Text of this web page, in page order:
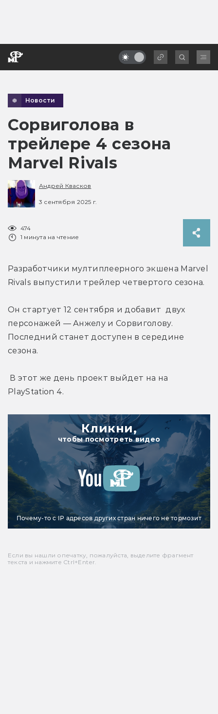
Новости
Сорвиголова в
трейлере 4 сезона
Marvel Rivals
Андрей Квасков
3 сентября 2025 г.
474
1 минута на чтение
Разработчики мултиплеерного экшена Marvel
Rivals выпустили трейлер четвертого сезона.
Он стартует 12 сентября и добавит  двух
персонажей — Анжелу и Сорвиголову.
Последний станет доступен в середине
сезона.
PlayStation 4.
Кликни,
чтобы посмотреть видео
Почему-то с IP адресов других стран ничего не тормозит
Если вы нашли опечатку, пожалуйста, выделите фрагмент
текста и нажмите Ctrl+Enter.